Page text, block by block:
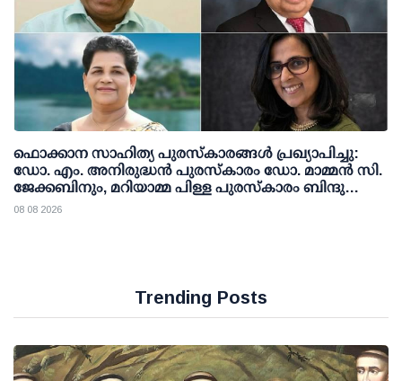
ഫൊക്കാന സാഹിത്യ പുരസ്‌കാരങ്ങള്‍ പ്രഖ്യാപിച്ചു:
ഡോ. എം. അനിരുദ്ധന്‍ പുരസ്‌കാരം ഡോ. മാമ്മന്‍ സി.
ജേക്കബിനും, മറിയാമ്മ പിള്ള പുരസ്‌കാരം ബിന്ദു
കാനയ്ക്കും
08 08 2026
Trending Posts